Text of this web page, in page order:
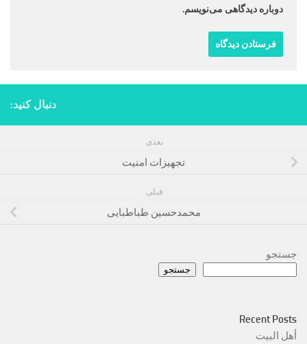
دوباره دیدگاهی می‌نویسم.
دنبال کنید:
بعدی
تجهیزات امنیت
قبلی
محمدحسین طباطبایی
جستجو
جستجو
Recent Posts
أهل البيت